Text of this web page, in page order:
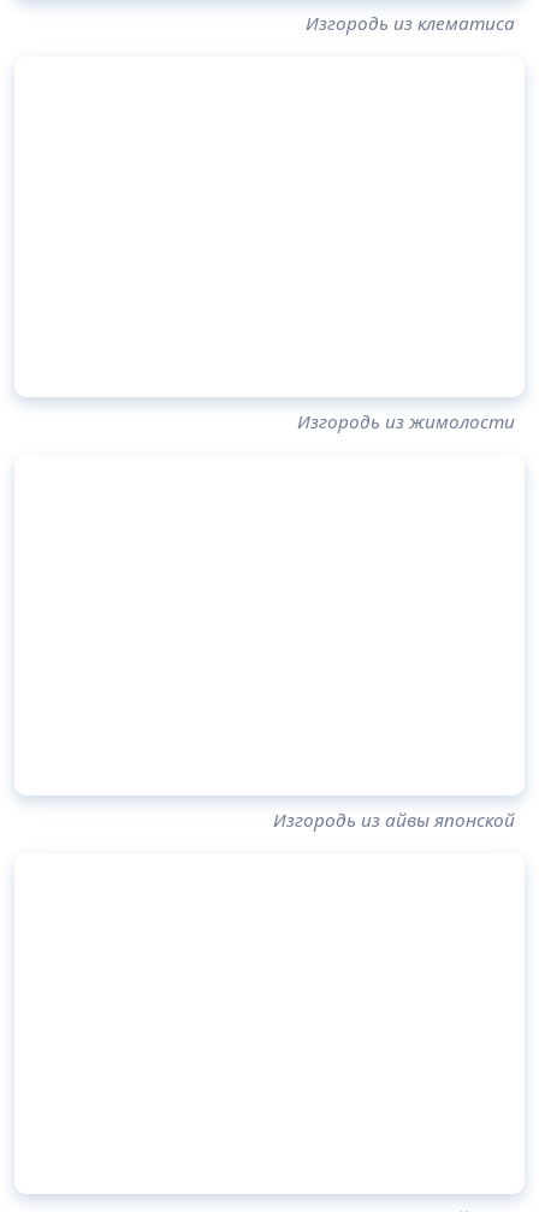
Изгородь из клематиса
Изгородь из жимолости
Изгородь из айвы японской